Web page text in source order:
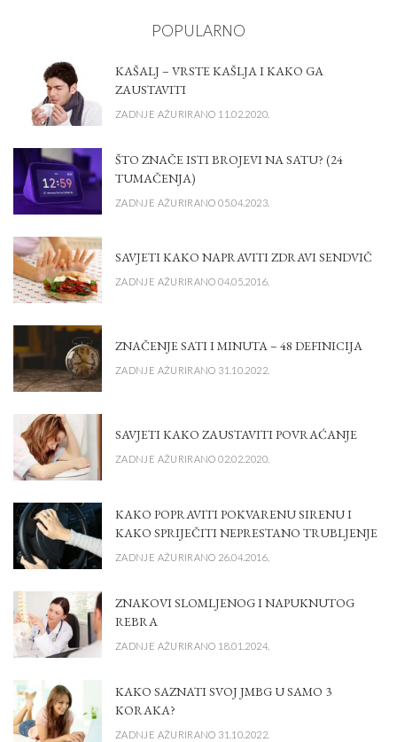
POPULARNO
KAŠALJ – VRSTE KAŠLJA I KAKO GA
ZAUSTAVITI
ZADNJE AŽURIRANO 11.02.2020.
ŠTO ZNAČE ISTI BROJEVI NA SATU? (24
TUMAČENJA)
ZADNJE AŽURIRANO 05.04.2023.
SAVJETI KAKO NAPRAVITI ZDRAVI SENDVIČ
ZADNJE AŽURIRANO 04.05.2016.
ZNAČENJE SATI I MINUTA – 48 DEFINICIJA
ZADNJE AŽURIRANO 31.10.2022.
SAVJETI KAKO ZAUSTAVITI POVRAĆANJE
ZADNJE AŽURIRANO 02.02.2020.
KAKO POPRAVITI POKVARENU SIRENU I
KAKO SPRIJEČITI NEPRESTANO TRUBLJENJE
ZADNJE AŽURIRANO 26.04.2016.
ZNAKOVI SLOMLJENOG I NAPUKNUTOG
REBRA
ZADNJE AŽURIRANO 18.01.2024.
KAKO SAZNATI SVOJ JMBG U SAMO 3
KORAKA?
ZADNJE AŽURIRANO 31.10.2022.